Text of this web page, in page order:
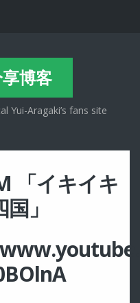
博客
Yui-Aragaki’s fans site
「イキイキ
」